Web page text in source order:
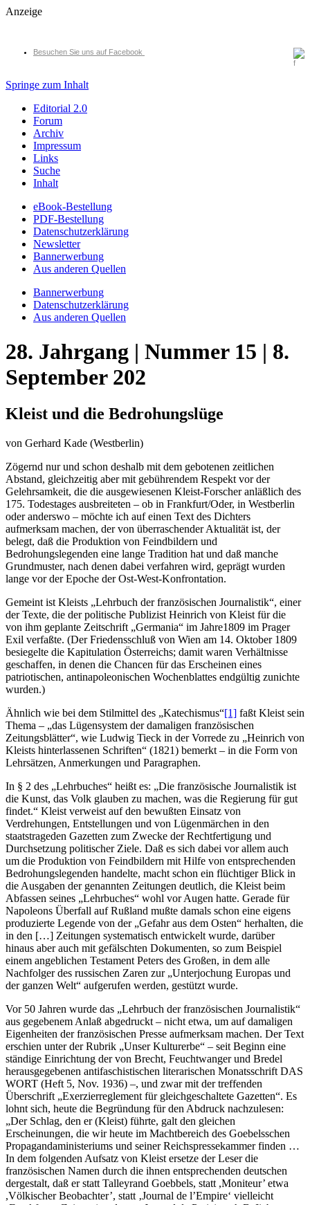
Anzeige
Besuchen Sie uns auf Facebook
Springe zum Inhalt
Editorial 2.0
Forum
Archiv
Impressum
Links
Suche
Inhalt
eBook-Bestellung
PDF-Bestellung
Datenschutzerklärung
Newsletter
Bannerwerbung
Aus anderen Quellen
Bannerwerbung
Datenschutzerklärung
Aus anderen Quellen
28. Jahrgang | Nummer 15 | 8.
September 202
Kleist und die Bedrohungslüge
von Gerhard Kade (Westberlin)
Zögernd nur und schon deshalb mit dem gebotenen zeitlichen
Abstand, gleichzeitig aber mit gebührendem Respekt vor der
Gelehrsamkeit, die die ausgewiesenen Kleist-Forscher anläßlich des
175. Todestages ausbreiteten – ob in Frankfurt/Oder, in Westberlin
oder anderswo – möchte ich auf einen Text des Dichters
aufmerksam machen, der von überraschender Aktualität ist, der
belegt, daß die Produktion von Feindbildern und
Bedrohungslegenden eine lange Tradition hat und daß manche
Grundmuster, nach denen dabei verfahren wird, geprägt wurden
lange vor der Epoche der Ost-West-Konfrontation.
Gemeint ist Kleists „Lehrbuch der französischen Journalistik“, einer
der Texte, die der politische Publizist Heinrich von Kleist für die
von ihm geplante Zeitschrift „Germania“ im Jahre1809 im Prager
Exil verfaßte. (Der Friedensschluß von Wien am 14. Oktober 1809
besiegelte die Kapitulation Österreichs; damit waren Verhältnisse
geschaffen, in denen die Chancen für das Erscheinen eines
patriotischen, antinapoleonischen Wochenblattes endgültig zunichte
wurden.)
Ähnlich wie bei dem Stilmittel des „Katechismus“[1] faßt Kleist sein
Thema – „das Lügensystem der damaligen französischen
Zeitungsblätter“, wie Ludwig Tieck in der Vorrede zu „Heinrich von
Kleists hinterlassenen Schriften“ (1821) bemerkt – in die Form von
Lehrsätzen, Anmerkungen und Paragraphen.
In § 2 des „Lehrbuches“ heißt es: „Die französische Journalistik ist
die Kunst, das Volk glauben zu machen, was die Regierung für gut
findet.“ Kleist verweist auf den bewußten Einsatz von
Verdrehungen, Entstellungen und von Lügenmärchen in den
staatstrageden Gazetten zum Zwecke der Rechtfertigung und
Durchsetzung politischer Ziele. Daß es sich dabei vor allem auch
um die Produktion von Feindbildern mit Hilfe von entsprechenden
Bedrohungslegenden handelte, macht schon ein flüchtiger Blick in
die Ausgaben der genannten Zeitungen deutlich, die Kleist beim
Abfassen seines „Lehrbuches“ wohl vor Augen hatte. Gerade für
Napoleons Überfall auf Rußland mußte damals schon eine eigens
produzierte Legende von der „Gefahr aus dem Osten“ herhalten, die
in den […] Zeitungen systematisch entwickelt wurde, darüber
hinaus aber auch mit gefälschten Dokumenten, so zum Beispiel
einem angeblichen Testament Peters des Großen, in dem alle
Nachfolger des russischen Zaren zur „Unterjochung Europas und
der ganzen Welt“ aufgerufen werden, gestützt wurde.
Vor 50 Jahren wurde das „Lehrbuch der französischen Journalistik“
aus gegebenem Anlaß abgedruckt – nicht etwa, um auf damaligen
Eigenheiten der französischen Presse aufmerksam machen. Der Text
erschien unter der Rubrik „Unser Kulturerbe“ – seit Beginn eine
ständige Einrichtung der von Brecht, Feuchtwanger und Bredel
herausgegebenen antifaschistischen literarischen Monatsschrift DAS
WORT (Heft 5, Nov. 1936) –, und zwar mit der treffenden
Überschrift „Exerzierreglement für gleichgeschaltete Gazetten“. Es
lohnt sich, heute die Begründung für den Abdruck nachzulesen:
„Der Schlag, den er (Kleist) führte, galt den gleichen
Erscheinungen, die wir heute im Machtbereich des Goebelsschen
Propagandaministeriums und seiner Reichspressekammer finden …
In dem folgenden Aufsatz von Kleist ersetze der Leser die
französischen Namen durch die ihnen entsprechenden deutschen
dergestalt, daß er statt Talleyrand Goebbels, statt ,Moniteur’ etwa
,Völkischer Beobachter’, statt ‚Journal de l’Empire‘ vielleicht